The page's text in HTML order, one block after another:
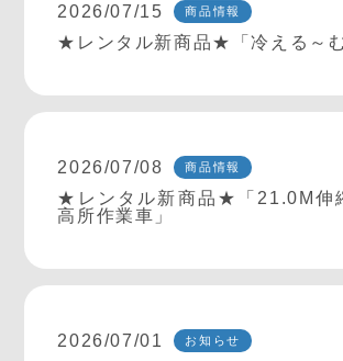
2026/07/15 商品情報
★レンタル新商品★「冷える～む
2026/07/08 商品情報
★レンタル新商品★「21.0M伸
高所作業車」
2026/07/01 お知らせ